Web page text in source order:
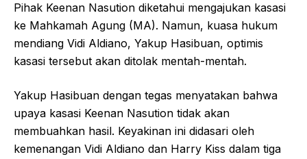
Pihak Keenan Nasution diketahui mengajukan kasasi
ke Mahkamah Agung (MA). Namun, kuasa hukum
mendiang Vidi Aldiano, Yakup Hasibuan, optimis
kasasi tersebut akan ditolak mentah-mentah.
Yakup Hasibuan dengan tegas menyatakan bahwa
upaya kasasi Keenan Nasution tidak akan
membuahkan hasil. Keyakinan ini didasari oleh
kemenangan Vidi Aldiano dan Harry Kiss dalam tiga